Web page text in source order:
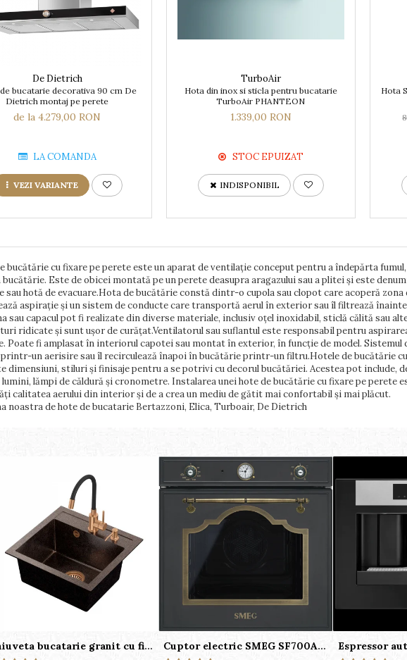
De Dietrich
bucatarie decorativa 90 cm De
Dietrich montaj pe perete
de la 4.279,00 RON
LA COMANDA
VEZI VARIANTE
TurboAir
Hota din inox si sticla pentru bucatarie
TurboAir PHANTEON
1.339,00 RON
STOC EPUIZAT
INDISPONIBIL
Hota
bucătărie cu fixare pe perete este un aparat de ventilație conceput pentru a îndepărta
Este de obicei montată pe un perete deasupra aragazului sau a plitei și este
sau hotă de evacuare.Hota de bucătărie constă dintr-o cupola sau clopot care acoperă
aspirație și un sistem de conducte care transportă aerul în exterior sau îl filtrează
sau capacul pot fi realizate din diverse materiale, inclusiv oțel inoxidabil, sticlă călită sau
ridicate și sunt ușor de curățat.Ventilatorul sau suflantul este responsabil pentru
Poate fi amplasat în interiorul capotei sau montat în exterior, în funcție de model.
un aerisire sau îl recirculează înapoi în bucătărie printr-un filtru.Hotele de bucătărie
dimensiuni, stiluri și finisaje pentru a se potrivi cu decorul bucătăriei. Acestea pot include,
lămpi de căldură și cronometre. Instalarea unei hote de bucătărie cu fixare pe perete
calitatea aerului din interior și de a crea un mediu de gătit mai confortabil și mai plăcut.
noastra de hote de bucatarie Bertazzoni, Elica, Turboair, De Dietrich
Chiuveta bucatarie granit cu finisaj negru perlat/cupru Steingran Art Copper cu dozator si baterie Quadron Cuptor electric SMEG SF700AO colectia Cortina